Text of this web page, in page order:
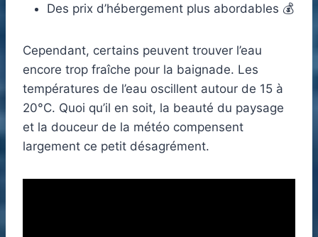
Des prix d’hébergement plus abordables 💰
Cependant, certains peuvent trouver l’eau
encore trop fraîche pour la baignade. Les
températures de l’eau oscillent autour de 15 à
20°C. Quoi qu’il en soit, la beauté du paysage
et la douceur de la météo compensent
largement ce petit désagrément.